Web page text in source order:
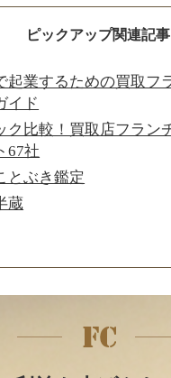
ピックアップ関連記事
起業するための買取フ
イド
ク比較！買取店フラン
67社
とぶき鑑定
蔵